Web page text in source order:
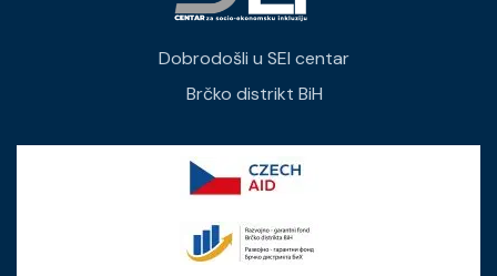
Dobrodošli u SEI centar
Brčko distrikt BiH